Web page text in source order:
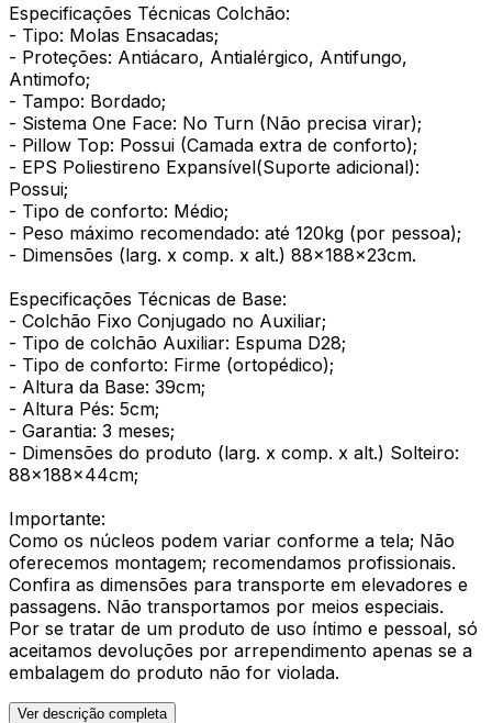
Especificações Técnicas Colchão:
- Tipo: Molas Ensacadas;
- Proteções: Antiácaro, Antialérgico, Antifungo,
Antimofo;
- Tampo: Bordado;
- Sistema One Face: No Turn (Não precisa virar);
- Pillow Top: Possui (Camada extra de conforto);
- EPS Poliestireno Expansível(Suporte adicional):
Possui;
- Tipo de conforto: Médio;
- Peso máximo recomendado: até 120kg (por pessoa);
- Dimensões (larg. x comp. x alt.) 88x188x23cm.
Especificações Técnicas de Base:
- Colchão Fixo Conjugado no Auxiliar;
- Tipo de colchão Auxiliar: Espuma D28;
- Tipo de conforto: Firme (ortopédico);
- Altura da Base: 39cm;
- Altura Pés: 5cm;
- Garantia: 3 meses;
- Dimensões do produto (larg. x comp. x alt.) Solteiro:
88x188x44cm;
Importante:
Como os núcleos podem variar conforme a tela; Não
oferecemos montagem; recomendamos profissionais.
Confira as dimensões para transporte em elevadores e
passagens. Não transportamos por meios especiais.
Por se tratar de um produto de uso íntimo e pessoal, só
aceitamos devoluções por arrependimento apenas se a
embalagem do produto não for violada.
Ver descrição completa